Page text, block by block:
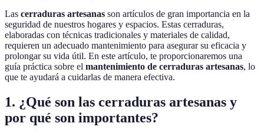
Las cerraduras artesanas son artículos de gran importancia en la
seguridad de nuestros hogares y espacios. Estas cerraduras,
elaboradas con técnicas tradicionales y materiales de calidad,
requieren un adecuado mantenimiento para asegurar su eficacia y
prolongar su vida útil. En este artículo, te proporcionaremos una
guía práctica sobre el mantenimiento de cerraduras artesanas, lo
que te ayudará a cuidarlas de manera efectiva.
1. ¿Qué son las cerraduras artesanas y
por qué son importantes?